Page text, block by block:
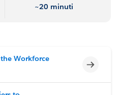
~20 minuti
Workforce